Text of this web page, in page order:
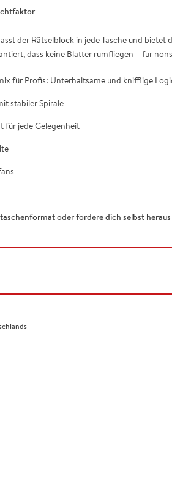
der Rätselblock in jede Tasche und
dass keine Blätter rumfliegen – für
für Profis: Unterhaltsame und knifflige
stabiler Spirale
für jede Gelegenheit
oder fordere dich selbst